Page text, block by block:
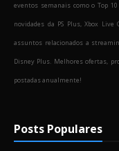
eventos semanais como o Top
novidades da PS Plus, Xbox
assuntos relacionados a
Disney Plus. Melhores ofertas,
postadas anualmente!
Posts Populares